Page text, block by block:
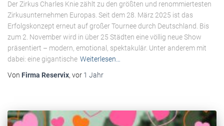
Der Zirkus Charles Knie zählt zu den größten und renommiertesten
Zirkusunternehmen Europas. Seit dem 28. März 2025 ist das
Erfolgskonzept erneut auf großer Tournee durch Deutschland. Bis
zum 2. November wird in über 25 Städten eine völlig neue Show
präsentiert – modern, emotional, spektakulär. Unter anderem mit
dabei: eine gigantische Weiterlesen…
Von Firma Reservix, vor 1 Jahr